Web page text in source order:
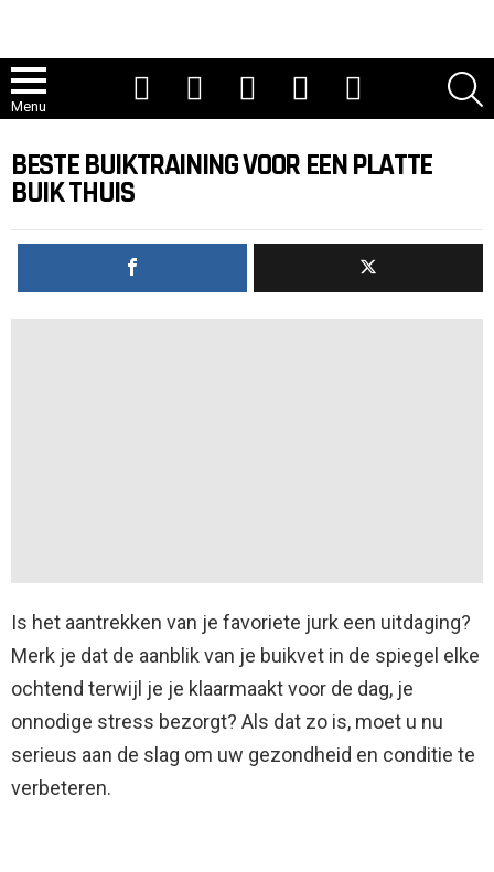
Menu
BESTE BUIKTRAINING VOOR EEN PLATTE
BUIK THUIS
Is het aantrekken van je favoriete jurk een uitdaging?
Merk je dat de aanblik van je buikvet in de spiegel elke
ochtend terwijl je je klaarmaakt voor de dag, je
onnodige stress bezorgt? Als dat zo is, moet u nu
serieus aan de slag om uw gezondheid en conditie te
verbeteren.